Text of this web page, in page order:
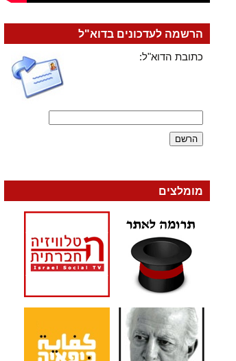
הרשמה לעדכונים בדוא"ל
כתובת הדוא"ל:
מומלצים